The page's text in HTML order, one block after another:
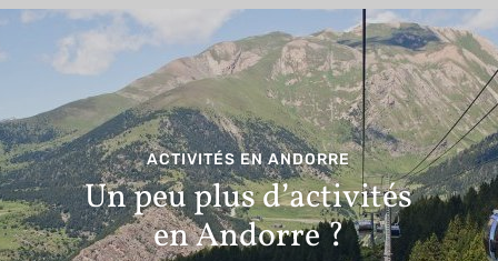
ACTIVITÉS EN ANDORRE
Un peu plus d’activités
en Andorre ?